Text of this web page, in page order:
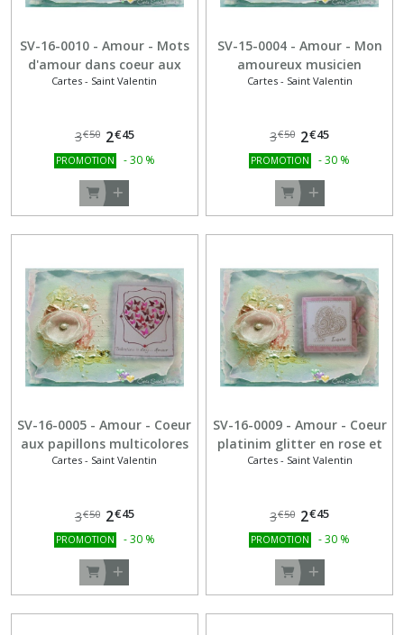
SV-16-0010 - Amour - Mots
d'amour dans coeur aux
sequins
Cartes - Saint Valentin
3€50 2€45
PROMOTION -30 %
SV-15-0004 - Amour - Mon
amoureux musicien
Cartes - Saint Valentin
3€50 2€45
PROMOTION -30 %
SV-16-0005 - Amour - Coeur
aux papillons multicolores
Cartes - Saint Valentin
3€50 2€45
PROMOTION -30 %
SV-16-0009 - Amour - Coeur
platinim glitter en rose et
argent
Cartes - Saint Valentin
3€50 2€45
PROMOTION -30 %